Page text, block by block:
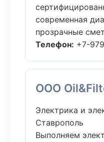
современная
прозрачные
Телефон: +7-
ООО
Электрика и
Ставрополь
Выполняем